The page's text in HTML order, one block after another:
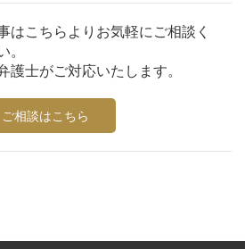
はこちらよりお気軽にご相談く
。
護士がご対応いたします。
ご相談はこちら